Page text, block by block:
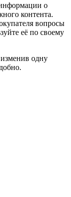
о
контента.
вопросы
её по своему
одну